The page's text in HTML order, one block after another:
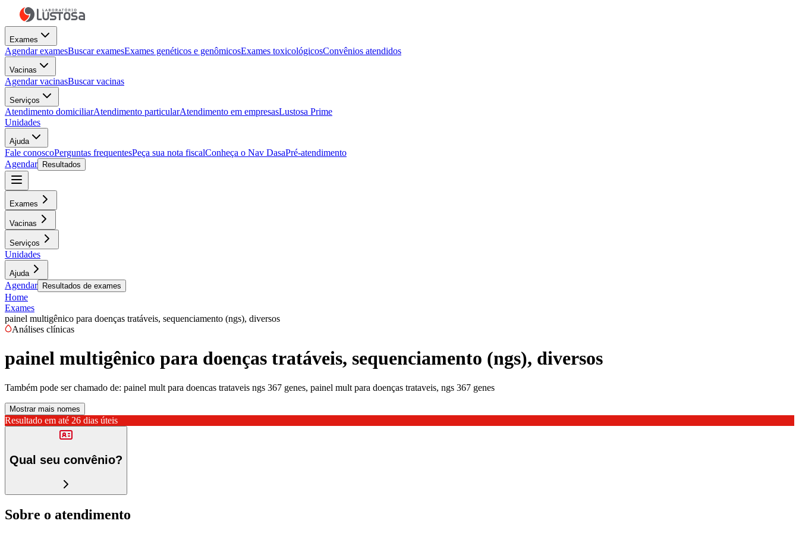
Exames
Agendar examesBuscar examesExames genéticos e genômicosExames toxicológicosConvênios atendidos
Vacinas
Agendar vacinasBuscar vacinas
Serviços
Atendimento domiciliarAtendimento particularAtendimento em empresasLustosa Prime
Unidades
Ajuda
Fale conoscoPerguntas frequentesPeça sua nota fiscalConheça o Nav DasaPré-atendimento
Agendar
Resultados
Exames
Vacinas
Serviços
Unidades
Ajuda
Agendar Resultados de exames
Home
Exames
painel multigênico para doenças tratáveis, sequenciamento (ngs), diversos
Análises clínicas
painel multigênico para doenças tratáveis, sequenciamento (ngs), diversos
Também pode ser chamado de: painel mult para doencas trataveis ngs 367 genes, painel mult para doenças trataveis, ngs 367 genes
Mostrar mais nomes
Resultado em até 26 dias úteis
Qual seu convênio?
Sobre o atendimento